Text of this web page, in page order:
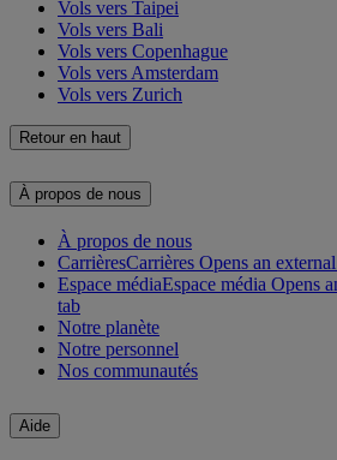
Vols vers Taipei
Vols vers Bali
Vols vers Copenhague
Vols vers Amsterdam
Vols vers Zurich
Retour en haut
À propos de nous
À propos de nous
CarrièresCarrières Opens an
Espace médiaEspace média Opens
tab
Notre planète
Notre personnel
Nos communautés
Aide